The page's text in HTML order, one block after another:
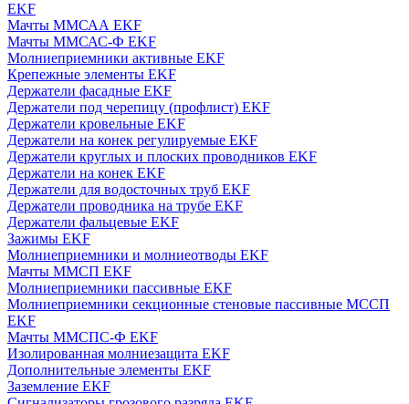
EKF
Мачты ММСАА EKF
Мачты ММСАС-Ф EKF
Молниеприемники активные EKF
Крепежные элементы EKF
Держатели фасадные EKF
Держатели под черепицу (профлист) EKF
Держатели кровельные EKF
Держатели на конек регулируемые EKF
Держатели круглых и плоских проводников EKF
Держатели на конек EKF
Держатели для водосточных труб EKF
Держатели проводника на трубе EKF
Держатели фальцевые EKF
Зажимы EKF
Молниеприемники и молниеотводы EKF
Мачты ММСП EKF
Молниеприемники пассивные EKF
Молниеприемники секционные стеновые пассивные МССП
EKF
Мачты ММСПС-Ф EKF
Изолированная молниезащита EKF
Дополнительные элементы EKF
Заземление EKF